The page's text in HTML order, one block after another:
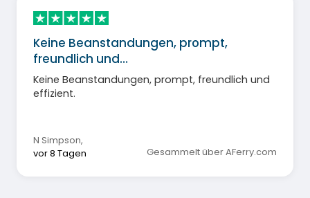
Keine Beanstandungen, prompt,
freundlich und…
Keine Beanstandungen, prompt, freundlich und
effizient.
N Simpson,
vor 8 Tagen
Gesammelt über AFerry.com